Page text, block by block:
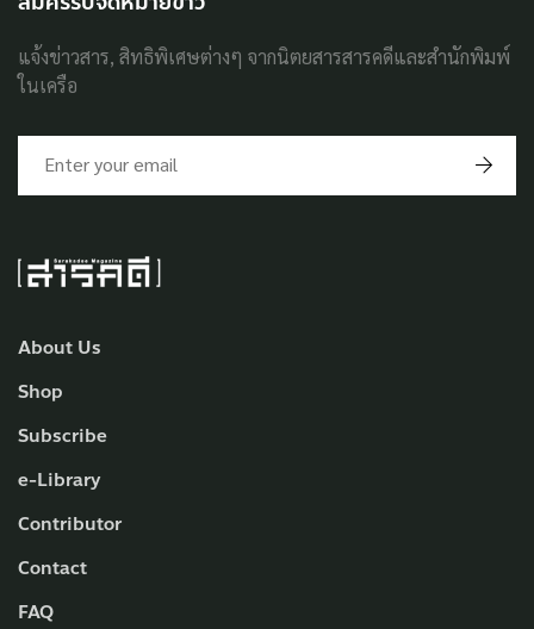
About Us
Shop
Subscribe
e-Library
Contributor
Contact
FAQ
แจ้งข่าวสาร, สิทธิพิเศษต่างๆ จากนิตยสารสารคดีและสำนักพิมพ์
ในเครือ